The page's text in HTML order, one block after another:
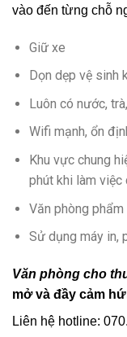
vào đến từng chỗ
Giữ xe
Dọn dẹp vệ sinh
Luôn có nước,
Wifi mạnh, ổn
Khu vực chung
phút khi làm việc
Văn phòng
Sử dụng máy in,
Văn phòng cho
mở và đầy cảm
Liên hệ hotline: